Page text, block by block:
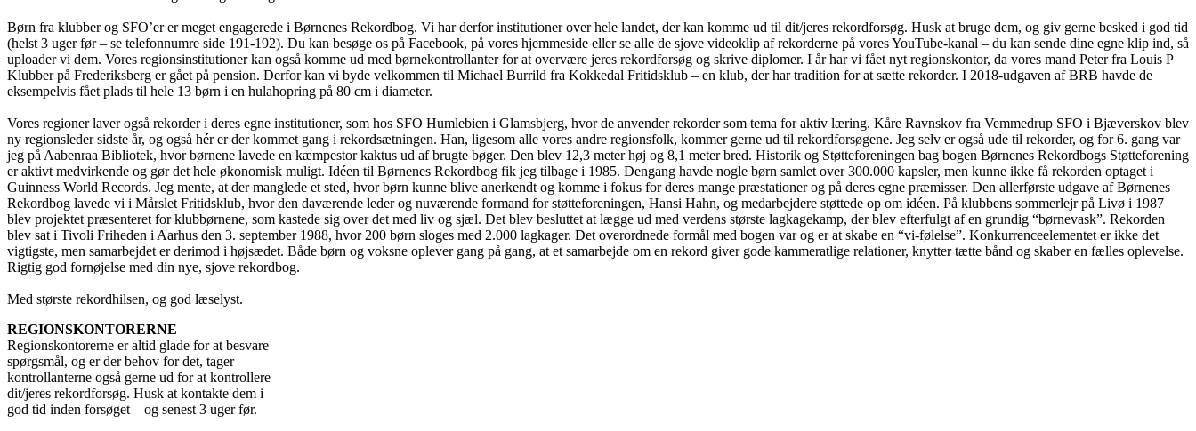
Børn fra klubber og SFO’er er meget engagerede i Børnenes Rekordbog. Vi har derfor institutioner over hele landet, der kan komme ud til dit/jeres rekordforsøg. Husk at bruge dem, og giv gerne besked i god tid
(helst 3 uger før – se telefonnumre side 191-192). Du kan besøge os på Facebook, på vores hjemmeside eller se alle de sjove videoklip af rekorderne på vores YouTube-kanal – du kan sende dine egne klip ind, så
uploader vi dem. Vores regionsinstitutioner kan også komme ud med børnekontrollanter for at overvære jeres rekordforsøg og skrive diplomer. I år har vi fået nyt regionskontor, da vores mand Peter fra Louis P
Klubber på Frederiksberg er gået på pension. Derfor kan vi byde velkommen til Michael Burrild fra Kokkedal Fritidsklub – en klub, der har tradition for at sætte rekorder. I 2018-udgaven af BRB havde de
eksempelvis fået plads til hele 13 børn i en hulahopring på 80 cm i diameter.
Vores regioner laver også rekorder i deres egne institutioner, som hos SFO Humlebien i Glamsbjerg, hvor de anvender rekorder som tema for aktiv læring. Kåre Ravnskov fra Vemmedrup SFO i Bjæverskov blev
ny regionsleder sidste år, og også hér er der kommet gang i rekordsætningen. Han, ligesom alle vores andre regionsfolk, kommer gerne ud til rekordforsøgene. Jeg selv er også ude til rekorder, og for 6. gang var
jeg på Aabenraa Bibliotek, hvor børnene lavede en kæmpestor kaktus ud af brugte bøger. Den blev 12,3 meter høj og 8,1 meter bred. Historik og Støtteforeningen bag bogen Børnenes Rekordbogs Støtteforening
er aktivt medvirkende og gør det hele økonomisk muligt. Idéen til Børnenes Rekordbog fik jeg tilbage i 1985. Dengang havde nogle børn samlet over 300.000 kapsler, men kunne ikke få rekorden optaget i
Guinness World Records. Jeg mente, at der manglede et sted, hvor børn kunne blive anerkendt og komme i fokus for deres mange præstationer og på deres egne præmisser. Den allerførste udgave af Børnenes
Rekordbog lavede vi i Mårslet Fritidsklub, hvor den daværende leder og nuværende formand for støtteforeningen, Hansi Hahn, og medarbejdere støttede op om idéen. På klubbens sommerlejr på Livø i 1987
blev projektet præsenteret for klubbørnene, som kastede sig over det med liv og sjæl. Det blev besluttet at lægge ud med verdens største lagkagekamp, der blev efterfulgt af en grundig “børnevask”. Rekorden
blev sat i Tivoli Friheden i Aarhus den 3. september 1988, hvor 200 børn sloges med 2.000 lagkager. Det overordnede formål med bogen var og er at skabe en “vi-følelse”. Konkurrenceelementet er ikke det
vigtigste, men samarbejdet er derimod i højsædet. Både børn og voksne oplever gang på gang, at et samarbejde om en rekord giver gode kammeratlige relationer, knytter tætte bånd og skaber en fælles oplevelse.
Rigtig god fornøjelse med din nye, sjove rekordbog.
Med største rekordhilsen, og god læselyst.
REGIONSKONTORERNE
Regionskontorerne er altid glade for at besvare
spørgsmål, og er der behov for det, tager
kontrollanterne også gerne ud for at kontrollere
dit/jeres rekordforsøg. Husk at kontakte dem i
god tid inden forsøget – og senest 3 uger før.